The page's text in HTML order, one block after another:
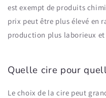
est exempt de produits
prix peut être plus élevé en
production plus laborieux
Quelle cire pour
Le choix de la cire peut